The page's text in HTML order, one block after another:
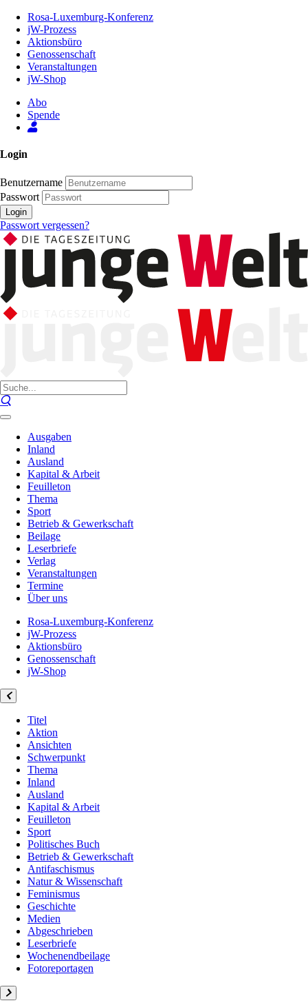
Inhalt
Seite
Rosa-Luxemburg-Konferenz
jW-Prozess
Aktionsbüro
Genossenschaft
Veranstaltungen
jW-Shop
Abo
Spende
Login
Benutzername
Passwort
Login
Passwort vergessen?
Ausgaben
Inland
Ausland
Kapital & Arbeit
Feuilleton
Thema
Sport
Betrieb & Gewerkschaft
Beilage
Leserbriefe
Verlag
Veranstaltungen
Termine
Über uns
Rosa-Luxemburg-Konferenz
jW-Prozess
Aktionsbüro
Genossenschaft
jW-Shop
Titel
Aktion
Ansichten
Schwerpunkt
Thema
Inland
Ausland
Kapital & Arbeit
Feuilleton
Sport
Politisches Buch
Betrieb & Gewerkschaft
Antifaschismus
Natur & Wissenschaft
Feminismus
Geschichte
Medien
Abgeschrieben
Leserbriefe
Wochenendbeilage
Fotoreportagen